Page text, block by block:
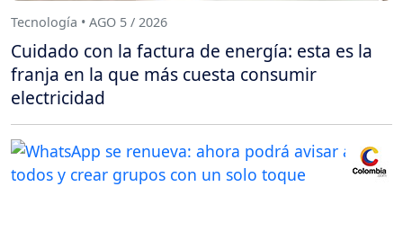
Tecnología • AGO 5 / 2026
Cuidado con la factura de energía: esta es la
franja en la que más cuesta consumir
electricidad